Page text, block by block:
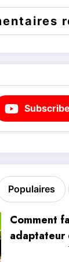
Subscribe
Populaires
Comment
adaptateur
vers prise